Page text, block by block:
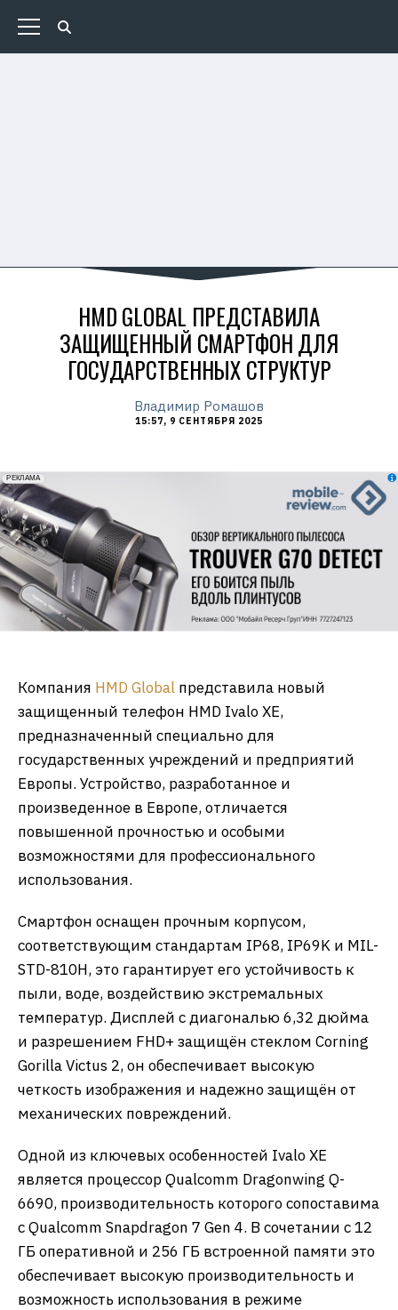
HMD GLOBAL ПРЕДСТАВИЛА
ЗАЩИЩЕННЫЙ СМАРТФОН ДЛЯ
ГОСУДАРСТВЕННЫХ СТРУКТУР
Владимир Ромашов
15:57, 9 СЕНТЯБРЯ 2025
erid: 2VfnxxmNzs5
РЕКЛАМА
Компания HMD Global представила новый
защищенный телефон HMD Ivalo XE,
предназначенный специально для
государственных учреждений и предприятий
Европы. Устройство, разработанное и
произведенное в Европе, отличается
повышенной прочностью и особыми
возможностями для профессионального
использования.
​Смартфон оснащен прочным корпусом,
соответствующим стандартам IP68, IP69K и MIL-
STD-810H, это гарантирует его устойчивость к
пыли, воде, воздействию экстремальных
температур. Дисплей с диагональю 6,32 дюйма
и разрешением FHD+ защищён стеклом Corning
Gorilla Victus 2, он обеспечивает высокую
четкость изображения и надежно защищён от
механических повреждений.
​Одной из ключевых особенностей Ivalo XE
является процессор Qualcomm Dragonwing Q-
6690, производительность которого сопоставима
с Qualcomm Snapdragon 7 Gen 4. В сочетании с 12
ГБ оперативной и 256 ГБ встроенной памяти это
обеспечивает высокую производительность и
возможность использования в режиме